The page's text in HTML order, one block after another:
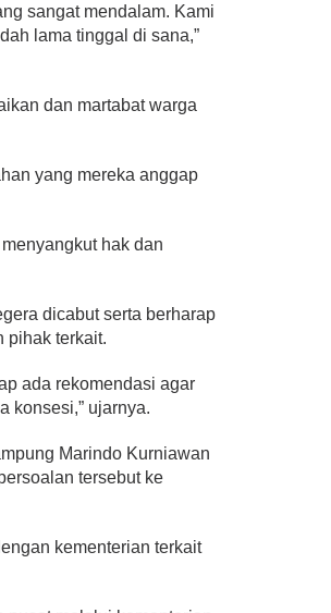
sangat mendalam. Kami
lama tinggal di sana,”
dan martabat warga
yang mereka anggap
hak dan
dicabut serta berharap
pihak terkait.
ada rekomendasi agar
konsesi,” ujarnya.
Marindo Kurniawan
tersebut ke
kementerian terkait